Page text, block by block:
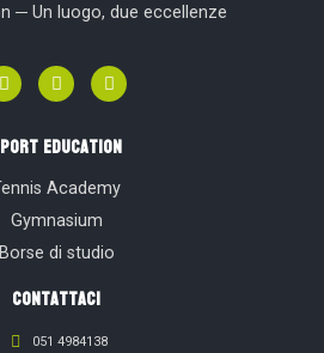
─ Un luogo, due eccellenze
education
Academy
Gymnasium
Borse di studio
contattaci
051 4984138